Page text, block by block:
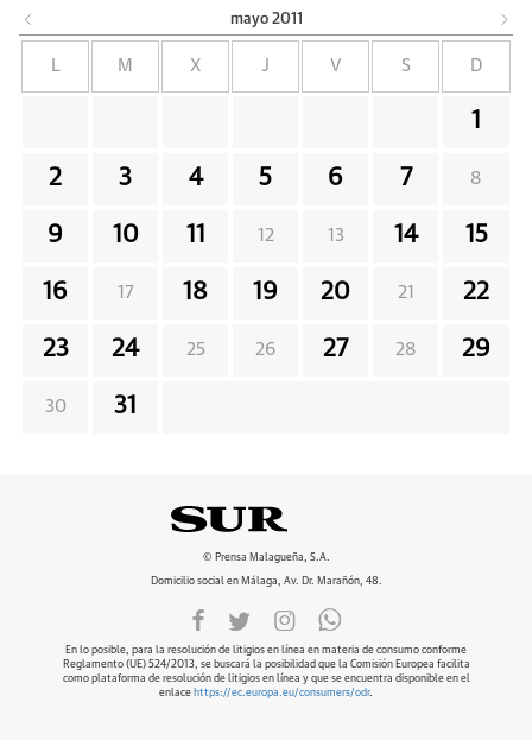
mayo 2011
L M X J V S D
1
2 3 4 5 6 7 8
9 10 11 12 13 14 15
16 17 18 19 20 21 22
23 24 25 26 27 28 29
30 31
© Prensa Malagueña, S.A.
Domicilio social en Málaga, Av. Dr. Marañón, 48.
En lo posible, para la resolución de litigios en línea en materia de consumo conforme
Reglamento (UE) 524/2013, se buscará la posibilidad que la Comisión Europea facilita
como plataforma de resolución de litigios en línea y que se encuentra disponible en el
enlace https://ec.europa.eu/consumers/odr.